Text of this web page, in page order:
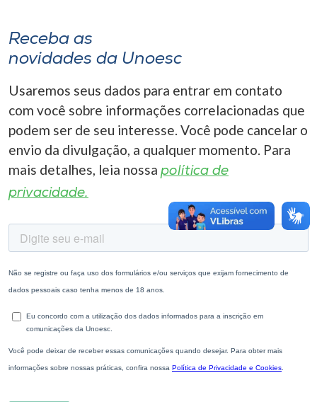
Store
Selecione
o idioma
A+
Receba as
novidades da Unoesc
Usaremos seus dados para entrar em contato
com você sobre informações correlacionadas que
podem ser de seu interesse. Você pode cancelar o
envio da divulgação, a qualquer momento. Para
mais detalhes, leia nossa política de
privacidade.